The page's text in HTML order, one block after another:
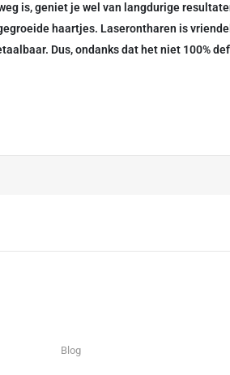
is, geniet je wel van langdurige
haartjes. Laserontharen is
Dus, ondanks dat het niet 100%
Blog